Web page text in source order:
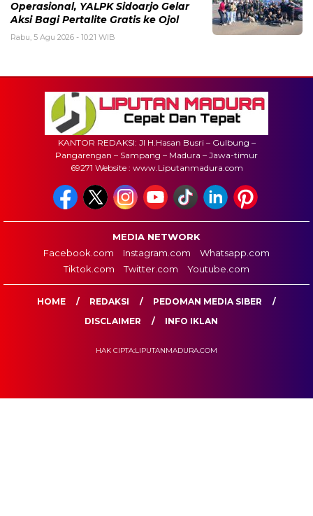
Operasional, YALPK Sidoarjo Gelar
Aksi Bagi Pertalite Gratis ke Ojol
Rabu, 5 Agu 2026 - 10:21 WIB
KANTOR REDAKSI: Jl H.Hasan Busri – Gulbung –
Pangarengan – Sampang – Madura – Jawa-timur
69271 Website : www.Liputanmadura.com
MEDIA NETWORK
Facebook.com
Instagram.com
Whatsapp.com
Tiktok.com
Twitter.com Youtube.com
HOME REDAKSI
PEDOMAN MEDIA SIBER
DISCLAIMER
INFO IKLAN
HAK CIPTA:LIPUTANMADURA.COM